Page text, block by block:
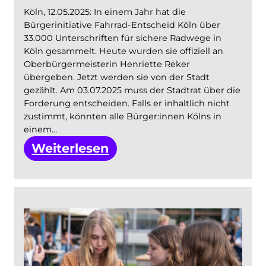
Köln, 12.05.2025: In einem Jahr hat die
Bürgerinitiative Fahrrad-Entscheid Köln über
33.000 Unterschriften für sichere Radwege in
Köln gesammelt. Heute wurden sie offiziell an
Oberbürgermeisterin Henriette Reker
übergeben. Jetzt werden sie von der Stadt
gezählt. Am 03.07.2025 muss der Stadtrat über die
Forderung entscheiden. Falls er inhaltlich nicht
zustimmt, könnten alle Bürger:innen Kölns in
einem…
Weiterlesen
übergabe
an
OB
Reker